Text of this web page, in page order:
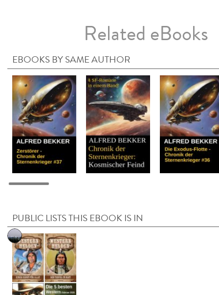
Related eBooks
EBOOKS BY SAME AUTHOR
PUBLIC LISTS THIS EBOOK IS IN